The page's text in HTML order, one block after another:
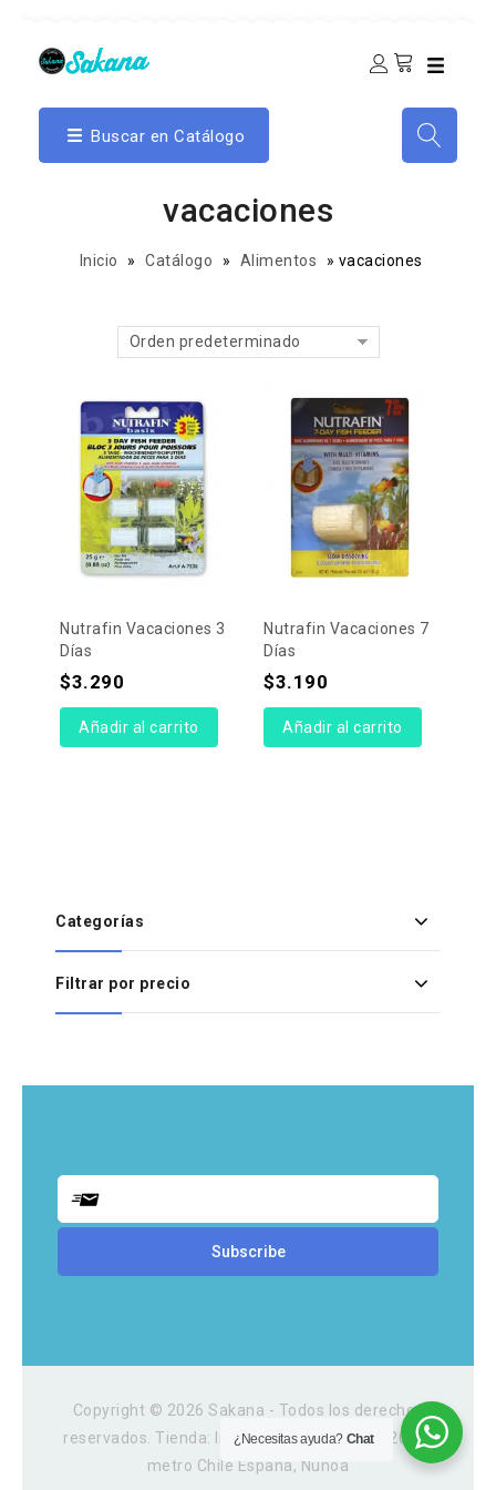
Buscar en Catálogo
vacaciones
Inicio » Catálogo » Alimentos » vacaciones
Orden predeterminado
Nutrafin Vacaciones 3
Días
$3.290
Añadir al carrito
Nutrafin Vacaciones 7
Días
$3.190
Añadir al carrito
Categorías
Filtrar por precio
Copyright © 2026 Sakana - Todos los derechos
reservados. Tienda: Irarrazaval 3054, Local 202A,
metro Chile España, Ñuñoa
¿Necesitas ayuda? Chat